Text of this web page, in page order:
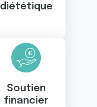
diététique
Soutien
financier